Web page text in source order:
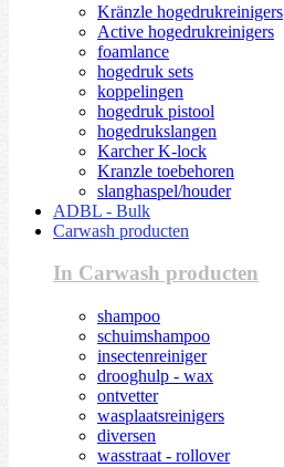
Kränzle hogedrukreinigers
Active hogedrukreinigers
foamlance
hogedruk sets
koppelingen
hogedruk pistool
hogedrukslangen
Karcher K-lock
Kranzle toebehoren
slanghaspel/houder
ADBL - Bulk
Carwash producten
In Carwash producten
shampoo
schuimshampoo
insectenreiniger
drooghulp - wax
ontvetter
wasplaatsreinigers
diversen
wasstraat - rollover